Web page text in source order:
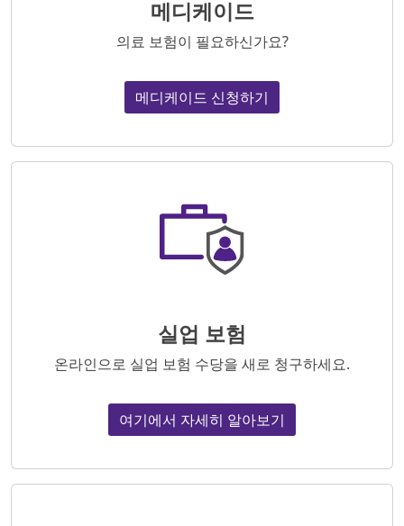
메디케이드
의료 보험이 필요하신가요?
메디케이드 신청하기
실업 보험
온라인으로 실업 보험 수당을 새로 청구하세요.
여기에서 자세히 알아보기